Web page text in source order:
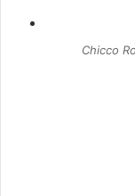
Chicco